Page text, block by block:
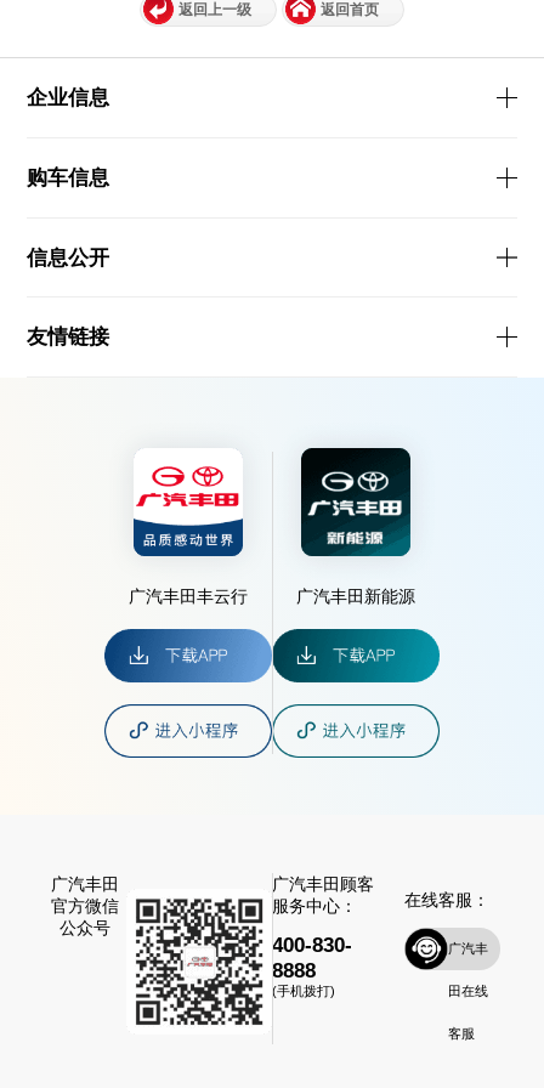
返回上一级 返回首页
企业信息
购车信息
信息公开
友情链接
广汽丰田丰云行 广汽丰田新能源
广汽丰田
官方微信
公众号
广汽丰田顾客
服务中心：
400-830-
8888
(手机拨打)
在线客服：
广汽丰
田在线
客服